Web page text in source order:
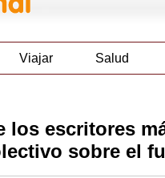
Viajar Salud
escritores
sobre el